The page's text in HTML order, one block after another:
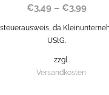
€3,49 –€3,99
da
UStG.
zzgl.
Versandkosten